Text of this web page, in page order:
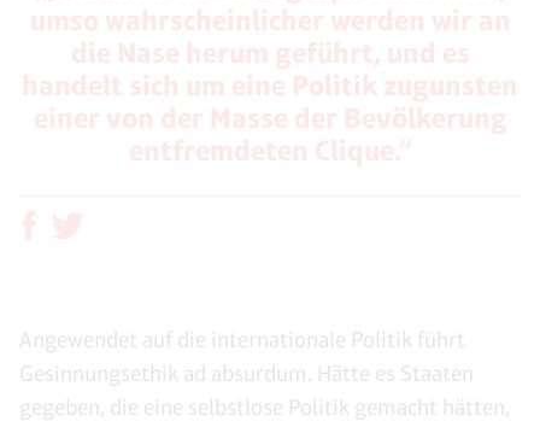
Angewendet auf die internationale Politik führt
Gesinnungsethik ad absurdum. Hätte es Staaten
gegeben, die eine selbstlose Politik gemacht hätten,